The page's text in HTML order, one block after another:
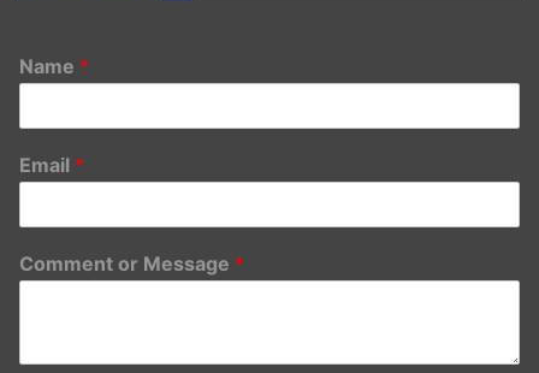
Name *
Email *
Comment or Message *